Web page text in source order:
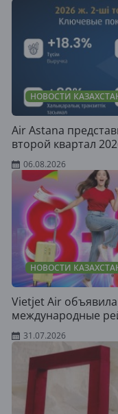
НОВОСТИ
Air Astana
второй квартал
06.08.2026
НОВОСТИ
Vietjet Air
международные
31.07.2026